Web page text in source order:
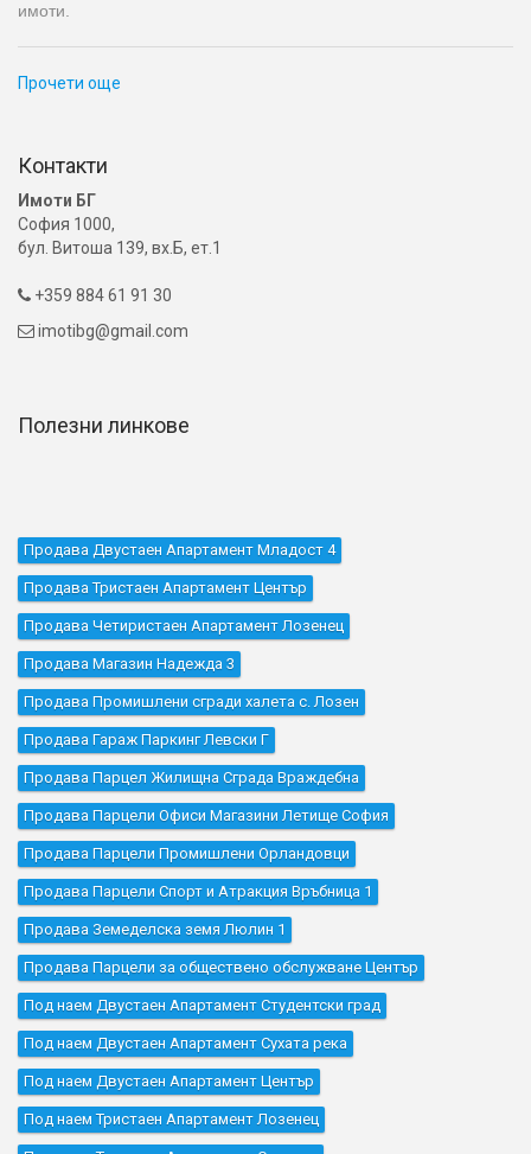
имоти.
Прочети още
Контакти
Имоти БГ
София 1000,
бул. Витоша 139, вх.Б, ет.1
 +359 884 61 91 30
 imotibg@gmail.com
Полезни линкове
Продава Двустаен Апартамент Младост 4
Продава Тристаен Апартамент Център
Продава Четиристаен Апартамент Лозенец
Продава Магазин Надежда 3
Продава Промишлени сгради халета с. Лозен
Продава Гараж Паркинг Левски Г
Продава Парцел Жилищна Сграда Враждебна
Продава Парцели Офиси Магазини Летище София
Продава Парцели Промишлени Орландовци
Продава Парцели Спорт и Атракция Връбница 1
Продава Земеделска земя Люлин 1
Продава Парцели за обществено обслужване Център
Под наем Двустаен Апартамент Студентски град
Под наем Двустаен Апартамент Сухата река
Под наем Двустаен Апартамент Център
Под наем Тристаен Апартамент Лозенец